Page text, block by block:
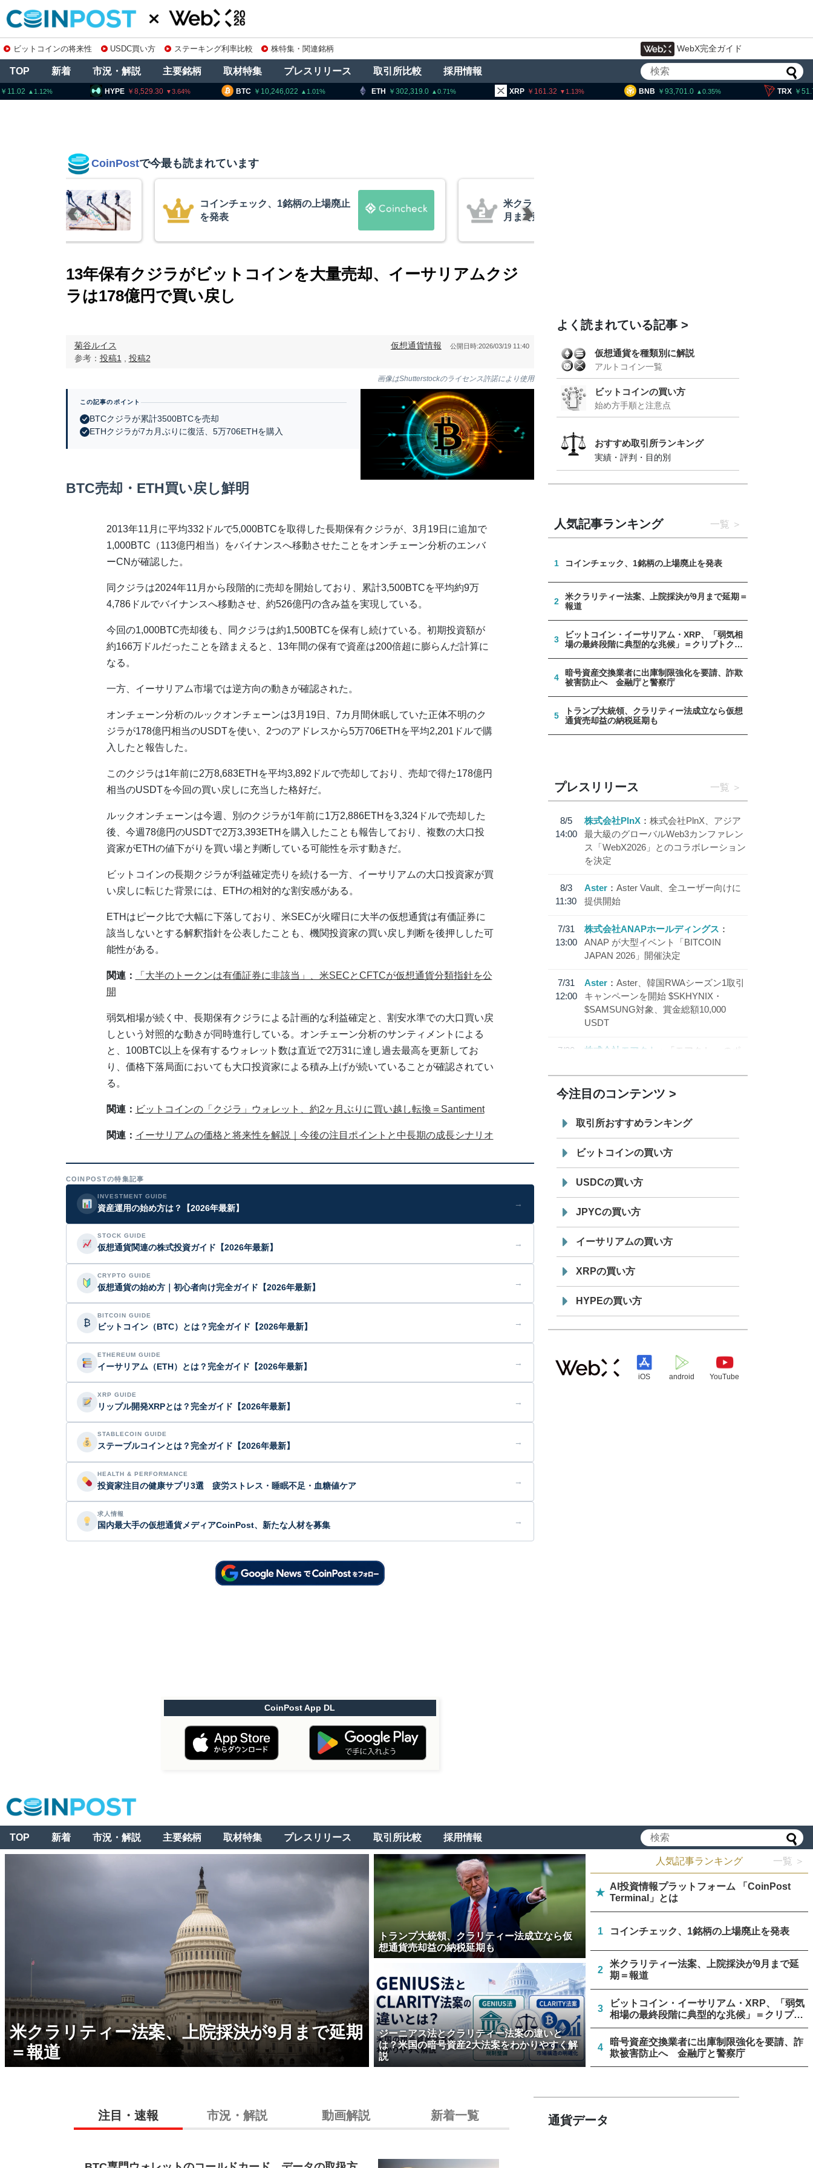
ビットコインの将来性 USDC買い方 ステーキング利率比較 株特集・関連銘柄 WebX完全ガイド
TOP 新着 市況・解説 主要銘柄 取材特集 プレスリリース 取引所比較 採用情報
BTC 10,246,022 1.01 ETH 302,319.0 XRP 161.32 BNB 93,701.0 TRX 51.70
HYPE 8,529.30
CoinPostで今最も読まれています
米クラリティー法案、上院採決が9
月まで延期＝報道
ビットコイン・イーサリアム・
XRP、「弱気相場の最終段階に典型
13年保有クジラがビットコインを大量売却、イーサリアムクジ
ラは178億円で買い戻し
菊谷ルイス
参考： 投稿1 投稿2
仮想通貨情報 公開日時:2026/03/19 11:40
画像はShutterstockのライセンス許諾により使用
この記事のポイント
BTCクジラが累計3500BTCを売却
ETHクジラが7カ月ぶりに復活、5万706ETHを購入
BTC売却・ETH買い戻し鮮明
2013年11月に平均332ドルで5,000BTCを取得した長期保有クジラが、3月19日に追加で
1,000BTC（113億円相当）をバイナンスへ移動させたことをオンチェーン分析のエンバ
ーCNが確認した。
同クジラは2024年11月から段階的に売却を開始しており、累計3,500BTCを平均約9万
4,786ドルでバイナンスへ移動させ、約526億円の含み益を実現している。
今回の1,000BTC売却後も、同クジラは約1,500BTCを保有し続けている。初期投資額が
約166万ドルだったことを踏まえると、13年間の保有で資産は200倍超に膨らんだ計算に
なる。
一方、イーサリアム市場では逆方向の動きが確認された。
オンチェーン分析のルックオンチェーンは3月19日、7カ月間休眠していた正体不明のク
ジラが178億円相当のUSDTを使い、2つのアドレスから5万706ETHを平均2,201ドルで購
入したと報告した。
このクジラは1年前に2万8,683ETHを平均3,892ドルで売却しており、売却で得た178億円
相当のUSDTを今回の買い戻しに充当した格好だ。
ルックオンチェーンは今週、別のクジラが1年前に1万2,886ETHを3,324ドルで売却した
後、今週78億円のUSDTで2万3,393ETHを購入したことも報告しており、複数の大口投
資家がETHの値下がりを買い場と判断している可能性を示す動きだ。
ビットコインの長期クジラが利益確定売りを続ける一方、イーサリアムの大口投資家が買
い戻しに転じた背景には、ETHの相対的な割安感がある。
ETHはピーク比で大幅に下落しており、米SECが火曜日に大半の仮想通貨は有価証券に
該当しないとする解釈指針を公表したことも、機関投資家の買い戻し判断を後押しした可
能性がある。
関連：
「大半のトークンは有価証券に非該当」、米SECとCFTCが仮想通貨分類指針を公
開
弱気相場が続く中、長期保有クジラによる計画的な利益確定と、割安水準での大口買い戻
しという対照的な動きが同時進行している。オンチェーン分析のサンティメントによる
と、100BTC以上を保有するウォレット数は直近で2万31に達し過去最高を更新してお
り、価格下落局面においても大口投資家による積み上げが続いていることが確認されてい
る。
関連： ビットコインの「クジラ」ウォレット、約2ヶ月ぶりに買い越し転換＝Santiment
関連： イーサリアムの価格と将来性を解説｜今後の注目ポイントと中長期の成長シナリオ
COINPOSTの特集記事
INVESTMENT GUIDE
資産運用の始め方は？【2026年最新】 →
STOCK GUIDE
仮想通貨関連の株式投資ガイド【2026年最新】 →
CRYPTO GUIDE
仮想通貨の始め方｜初心者向け完全ガイド【2026年最新】 →
₿
BITCOIN GUIDE
ビットコイン（BTC）とは？完全ガイド【2026年最新】 →
ETHEREUM GUIDE
イーサリアム（ETH）とは？完全ガイド【2026年最新】 →
XRP GUIDE
リップル開発XRPとは？完全ガイド【2026年最新】 →
STABLECOIN GUIDE
ステーブルコインとは？完全ガイド【2026年最新】 →
HEALTH & PERFORMANCE
投資家注目の健康サプリ3選 疲労ストレス・睡眠不足・血糖値ケア →
求人情報
国内最大手の仮想通貨メディアCoinPost、新たな人材を募集 →
CoinPost App DL
よく読まれている記事
仮想通貨を種類別に解説
アルトコイン一覧
ビットコインの買い方
始め方手順と注意点
おすすめ取引所ランキング
実績・評判・目的別
人気記事ランキング 一覧
1 コインチェック、1銘柄の上場廃止を発表
2
米クラリティー法案、上院採決が9月まで延期＝
報道
3
ビットコイン・イーサリアム・XRP、「弱気相
場の最終段階に典型的な兆候」＝クリプトクア
4
暗号資産交換業者に出庫制限強化を要請、詐欺
被害防止へ 金融庁と警察庁
5
トランプ大統領、クラリティー法成立なら仮想
通貨売却益の納税延期も
プレスリリース 一覧
8/5
14:00
株式会社PlnX
株式会社PlnX、アジア
最大級のグローバルWeb3カンファレン
ス「WebX2026」とのコラボレーション
を決定
8/3
11:30
Aster
Aster Vault、全ユーザー向けに
提供開始
7/31
13:00
株式会社ANAPホールディングス
ANAP が大型イベント「BITCOIN
JAPAN 2026」開催決定
7/31
12:00
Aster
Aster、韓国RWAシーズン1取引
キャンペーンを開始 $SKHYNIX・
$SAMSUNG対象、賞金総額10,000
USDT
7/30
株式会社モアクト
「モアクト」 のポ
「 JPYC」を追加
19:30
てステーブルコイン「JPYSC」徹底解
説セミナーを開催
今注目のコンテンツ
取引所おすすめランキング
ビットコインの買い方
USDCの買い方
JPYCの買い方
イーサリアムの買い方
XRPの買い方
HYPEの買い方
iOS android YouTube
TOP 新着 市況・解説 主要銘柄 取材特集 プレスリリース 取引所比較 採用情報
米クラリティー法案、上院採決が9月まで延期
＝報道
トランプ大統領、クラリティー法成立なら仮
想通貨売却益の納税延期も
ジーニアス法とクラリティー法案の違いと
は？米国の暗号資産2大法案をわかりやすく解
説
人気記事ランキング 一覧 ＞
★
AI投資情報プラットフォーム 「CoinPost
Terminal」とは
1 コインチェック、1銘柄の上場廃止を発表
2
米クラリティー法案、上院採決が9月まで延
期＝報道
3
ビットコイン・イーサリアム・XRP、「弱気
相場の最終段階に典型的な兆候」＝クリプト
クアント
4
暗号資産交換業者に出庫制限強化を要請、詐
欺被害防止へ 金融庁と警察庁
注目・速報 市況・解説 動画解説 新着一覧 通貨データ